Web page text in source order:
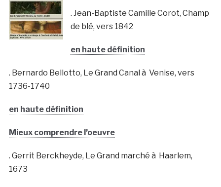
. Jean-Baptiste Camille Corot, Champ
de blé, vers 1842
en haute définition
. Bernardo Bellotto, Le Grand Canal à Venise, vers
1736-1740
en haute définition
Mieux comprendre l’oeuvre
. Gerrit Berckheyde, Le Grand marché à Haarlem,
1673